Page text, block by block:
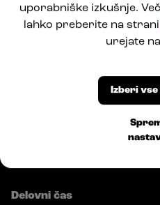
Pod Jelšami 5
1290 Grosuplje, Slovenija
T: +386 1781 0550
info@bossplast.com
Delovni čas
uporabniške izkušnje.
lahko preberite na strani
urejate
Izberi